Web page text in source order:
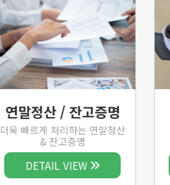
연말정산 / 잔고증명
더욱 빠르게 처리하는 연말정산
& 잔고증명
DETAIL VIEW